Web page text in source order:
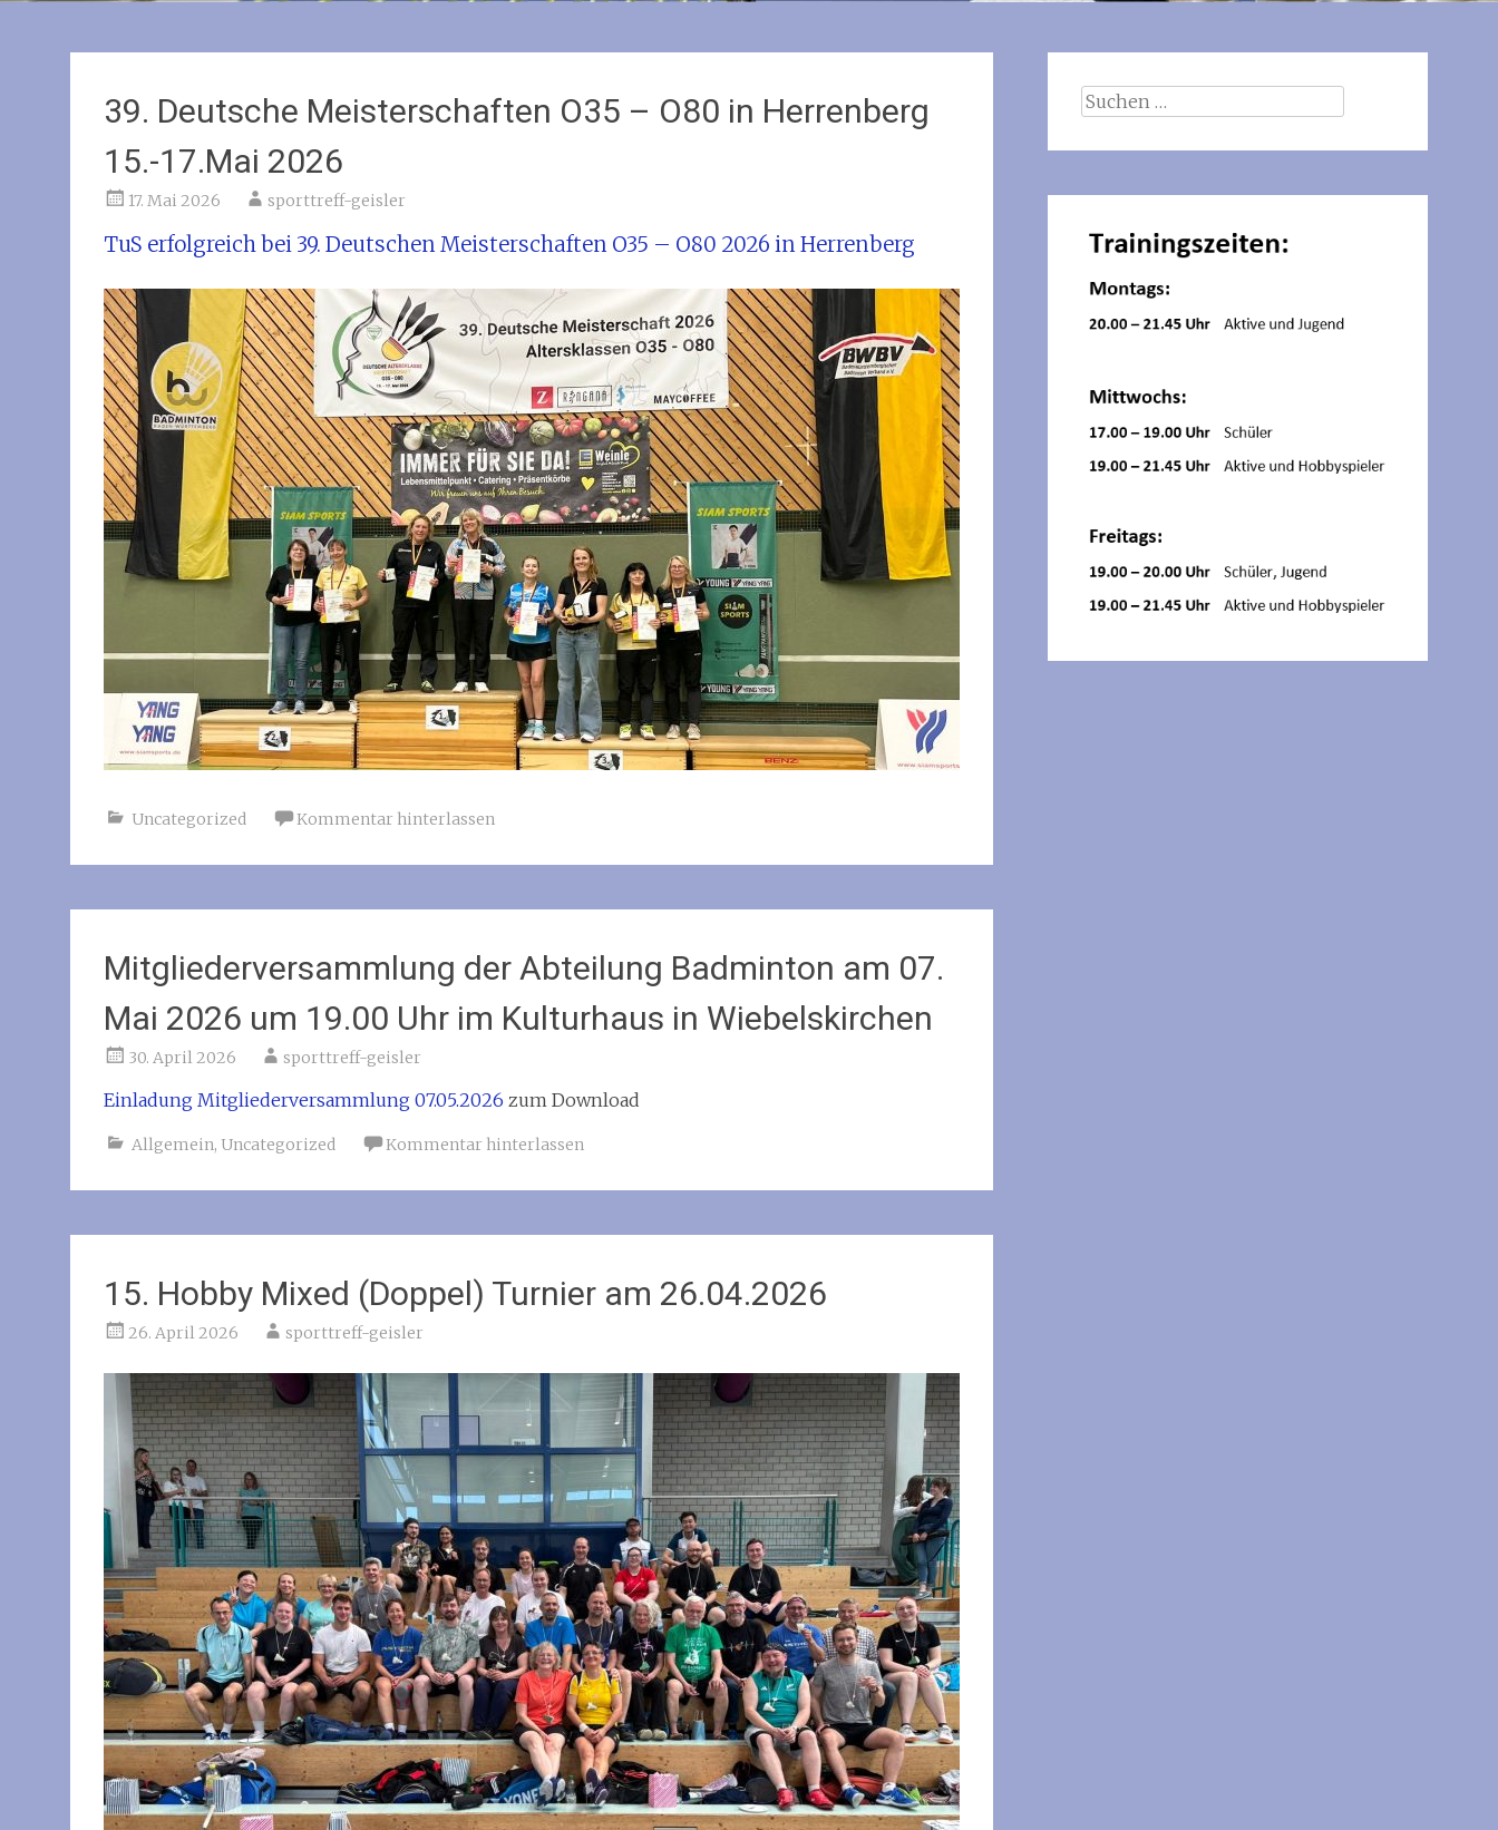
39. Deutsche Meisterschaften O35 – O80 in Herrenberg
15.-17.Mai 2026
17. Mai 2026 sporttreff-geisler
TuS erfolgreich bei 39. Deutschen Meisterschaften O35 – O80 2026 in Herrenberg
Uncategorized Kommentar hinterlassen
Mitgliederversammlung der Abteilung Badminton am 07.
Mai 2026 um 19.00 Uhr im Kulturhaus in Wiebelskirchen
30. April 2026 sporttreff-geisler
Einladung Mitgliederversammlung 07.05.2026 zum Download
Allgemein, Uncategorized Kommentar hinterlassen
15. Hobby Mixed (Doppel) Turnier am 26.04.2026
26. April 2026 sporttreff-geisler
Suchen